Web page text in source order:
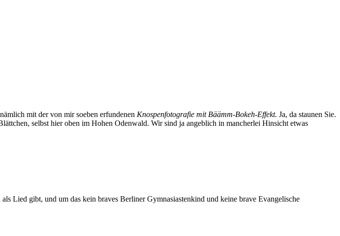
mit der von mir soeben erfundenen Knospenfotografie mit Bäämm-Bokeh-Effekt. Ja, da staunen Sie.
selbst hier oben im Hohen Odenwald. Wir sind ja angeblich in mancherlei Hinsicht etwas
Lied gibt, und um das kein braves Berliner Gymnasiastenkind und keine brave Evangelische